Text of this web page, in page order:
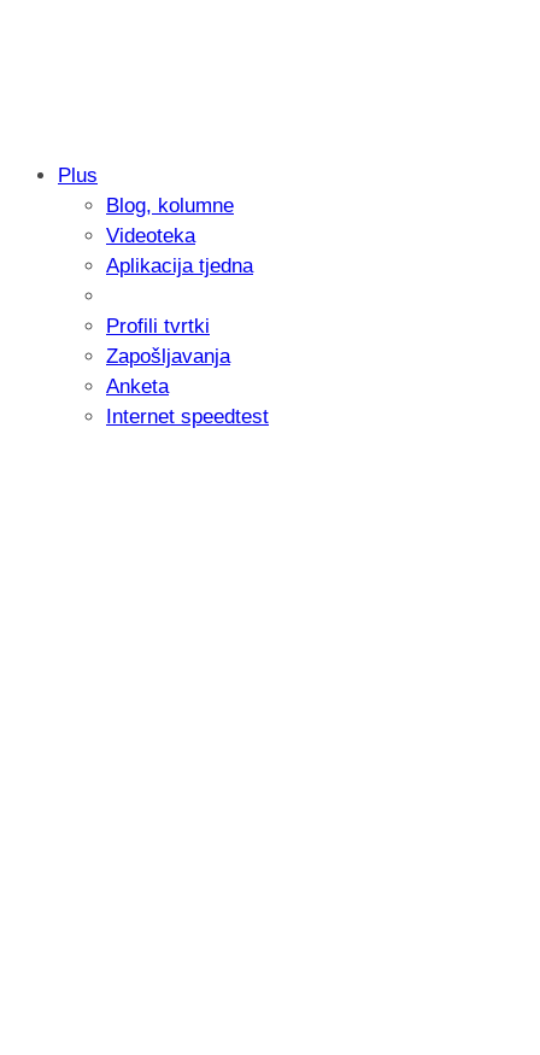
Samsung otkrio kako je nastajala
donijelo tanje i izdržljivije preklopne
Plus
Blog, kolumne
Videoteka
Aplikacija tjedna
Profili tvrtki
Zapošljavanja
Anketa
Internet speedtest